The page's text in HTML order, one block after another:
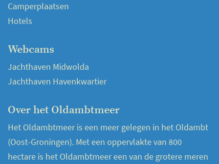
Camperplaatsen
Hotels
Webcams
Jachthaven Midwolda
Jachthaven Havenkwartier
Over het Oldambtmeer
Het Oldambtmeer is een meer gelegen in het Oldambt
(Oost-Groningen). Met een oppervlakte van 800
hectare is het Oldambtmeer een van de grotere meren